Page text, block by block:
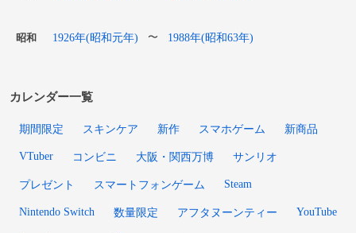
昭和 1926年(昭和元年) 〜 1988年(昭和63年)
カレンダー一覧
期間限定 スキンケア 新作 スマホゲーム 新商品
VTuber コンビニ 大阪・関西万博 サンリオ
プレゼント スマートフォンゲーム Steam
Nintendo Switch 数量限定 アフタヌーンティー YouTube